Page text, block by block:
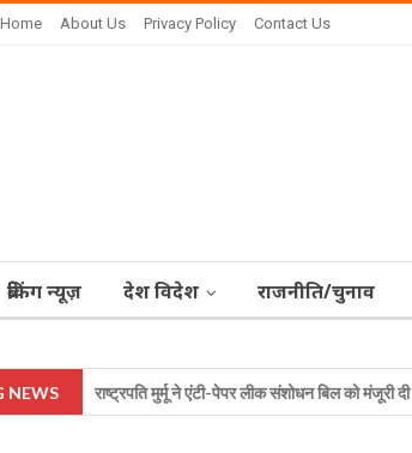
Home About Us Privacy Policy Contact Us
ब्रेकिंग न्यूज़ देश विदेश राजनीति/चुनाव
NEWS राष्ट्रपति मुर्मू ने एंटी-पेपर लीक संशोधन बिल को मंजूरी दी